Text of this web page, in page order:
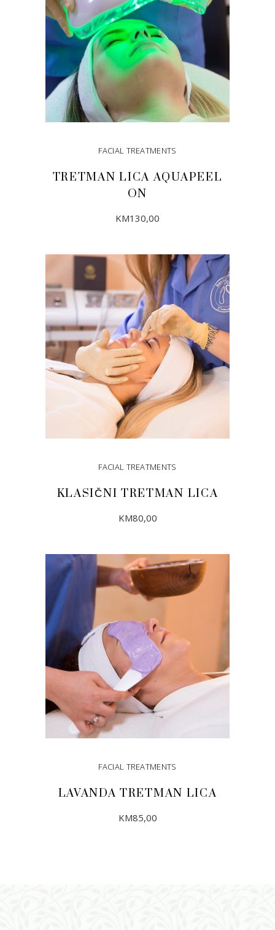
FACIAL TREATMENTS
TRETMAN LICA AQUAPEEL
ON
KM130,00
DODAJ U KORPU
FACIAL TREATMENTS
KLASIČNI TRETMAN LICA
KM80,00
DODAJ U KORPU
FACIAL TREATMENTS
LAVANDA TRETMAN LICA
KM85,00